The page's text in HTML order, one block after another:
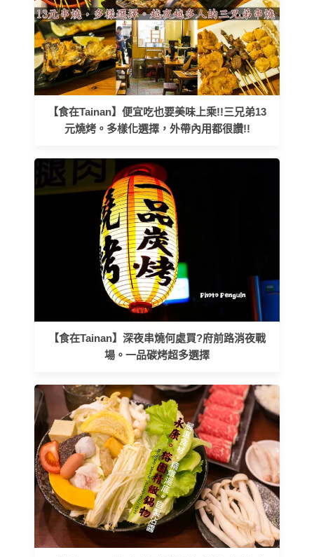
【食在Tainan】便宜吃也要美味上乘!!三兄弟13
元燒烤。多樣化選擇，外帶內用都很讚!!
【食在Tainan】深夜串燒何處買?府前路消夜戰
場。一品碳烤超多選擇